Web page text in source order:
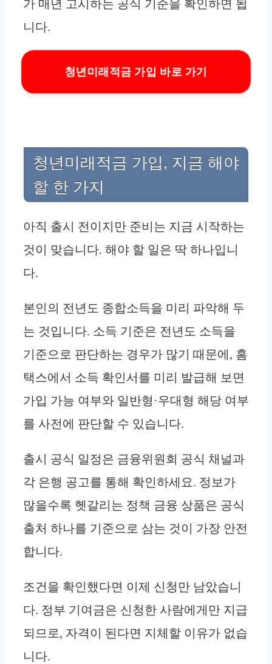
가 매년 고시하는 공식 기준을 확인하면 됩
니다.
청년미래적금 가입 바로 가기
청년미래적금 가입, 지금 해야
할 한 가지
아직 출시 전이지만 준비는 지금 시작하는
것이 맞습니다. 해야 할 일은 딱 하나입니
다.
본인의 전년도 종합소득을 미리 파악해 두
는 것입니다. 소득 기준은 전년도 소득을
기준으로 판단하는 경우가 많기 때문에, 홈
택스에서 소득 확인서를 미리 발급해 보면
가입 가능 여부와 일반형·우대형 해당 여부
를 사전에 판단할 수 있습니다.
출시 공식 일정은 금융위원회 공식 채널과
각 은행 공고를 통해 확인하세요. 정보가
많을수록 헷갈리는 정책 금융 상품은 공식
출처 하나를 기준으로 삼는 것이 가장 안전
합니다.
조건을 확인했다면 이제 신청만 남았습니
다. 정부 기여금은 신청한 사람에게만 지급
되므로, 자격이 된다면 지체할 이유가 없습
니다.